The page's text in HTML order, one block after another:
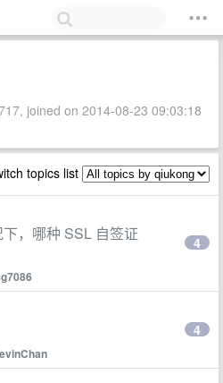
joined on 2014-08-23 09:03:18
topics list
，哪种 SSL 自签证
4
4